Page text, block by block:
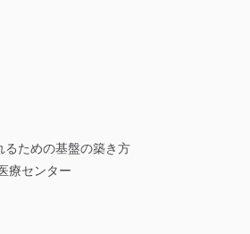
るための基盤の築き方
療センター